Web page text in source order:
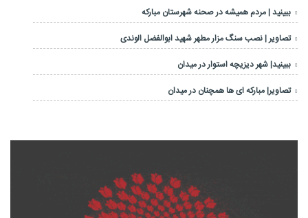
ببینید | مردم همیشه در صحنه شهرستان مبارکه
تصاویر | نصب سنگ مزار مطهر شهید ابوالفضل الوندی
ببینید| شهر دیزیچه استوار در میدان
تصاویر| مبارکه ای ها همچنان در میدان